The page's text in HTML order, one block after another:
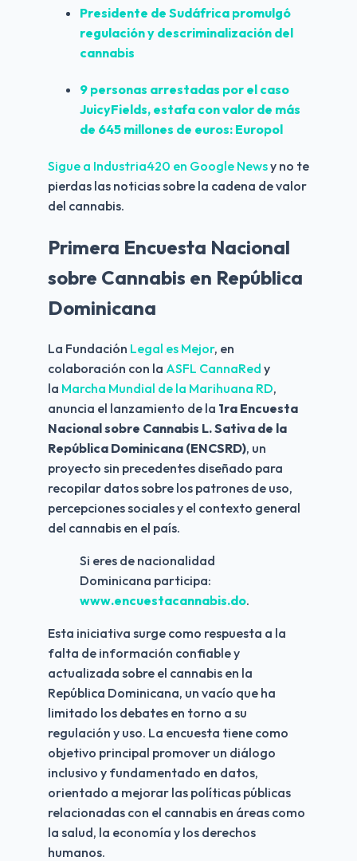
Presidente de Sudáfrica promulgó
regulación y descriminalización del
cannabis
JuicyFields, estafa con valor de más
de 645 millones de euros: Europol
Sigue a Industria420 en Google News y no te
pierdas las noticias sobre la cadena de valor
del cannabis.
Primera Encuesta Nacional
sobre Cannabis en República
Dominicana
La Fundación Legal es Mejor, en
colaboración con la ASFL CannaRed y
la Marcha Mundial de la Marihuana RD,
anuncia el lanzamiento de la 1ra Encuesta
Nacional sobre Cannabis L. Sativa de la
República Dominicana (ENCSRD), un
proyecto sin precedentes diseñado para
recopilar datos sobre los patrones de uso,
percepciones sociales y el contexto general
del cannabis en el país.
Si eres de nacionalidad
Dominicana participa:
www.encuestacannabis.do.
Esta iniciativa surge como respuesta a la
falta de información confiable y
actualizada sobre el cannabis en la
República Dominicana, un vacío que ha
limitado los debates en torno a su
regulación y uso. La encuesta tiene como
objetivo principal promover un diálogo
inclusivo y fundamentado en datos,
orientado a mejorar las políticas públicas
relacionadas con el cannabis en áreas como
la salud, la economía y los derechos
humanos.